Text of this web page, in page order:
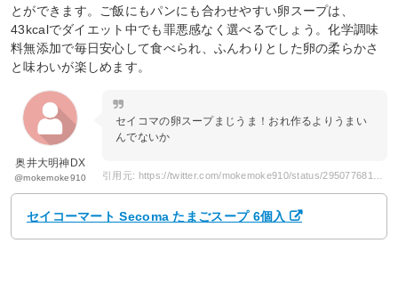
とができます。ご飯にもパンにも合わせやすい卵スープは、
43kcalでダイエット中でも罪悪感なく選べるでしょう。化学調味
料無添加で毎日安心して食べられ、ふんわりとした卵の柔らかさ
と味わいが楽しめます。
奥井大明神DX
@mokemoke910
セイコマの卵スープまじうま！おれ作るよりうまい
んでないか
セイコーマート Secoma たまごスープ 6個入